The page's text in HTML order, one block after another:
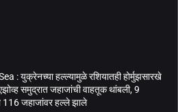
: युक्रेनच्या हल्ल्यामुळे रशियातही होर्मुझसारखे
समुद्रात जहाजांची वाहतूक थांबली, 9
116 जहाजांवर हल्ले झाले